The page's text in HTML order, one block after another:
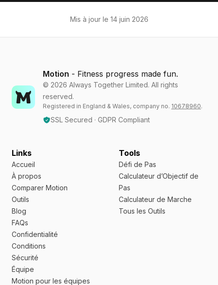
Mis à jour le 14 juin 2026
Motion - Fitness progress made fun.
© 2026 Always Together Limited. All rights
reserved.
Registered in England & Wales, company no. 10678960.
SSL Secured · GDPR Compliant
Links
Accueil
À propos
Comparer Motion
Outils
Blog
FAQs
Confidentialité
Conditions
Sécurité
Équipe
Motion pour les équipes
Tools
Défi de Pas
Calculateur d’Objectif de
Pas
Calculateur de Marche
Tous les Outils